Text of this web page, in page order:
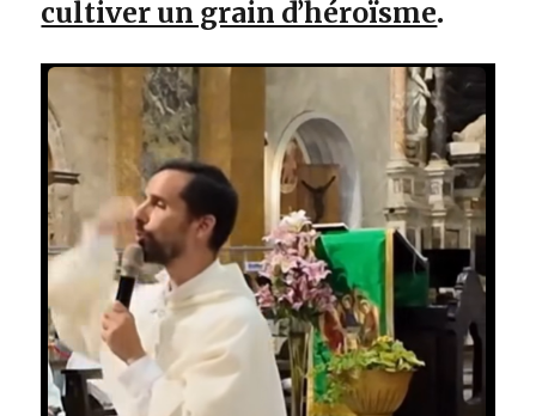
cultiver un grain d’héroïsme.